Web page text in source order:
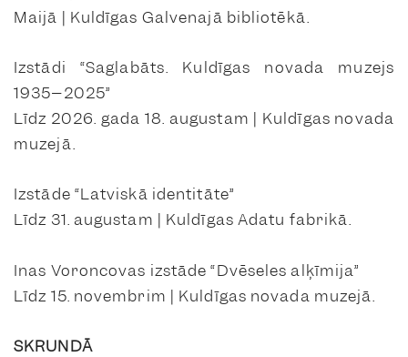
Maijā | Kuldīgas Galvenajā bibliotēkā.
Izstādi “Saglabāts. Kuldīgas novada muzejs
1935–2025”
Līdz 2026. gada 18. augustam | Kuldīgas novada
muzejā.
Izstāde “Latviskā identitāte”
Līdz 31. augustam | Kuldīgas Adatu fabrikā.
Inas Voroncovas izstāde “Dvēseles alķīmija”
Līdz 15. novembrim | Kuldīgas novada muzejā.
SKRUNDĀ